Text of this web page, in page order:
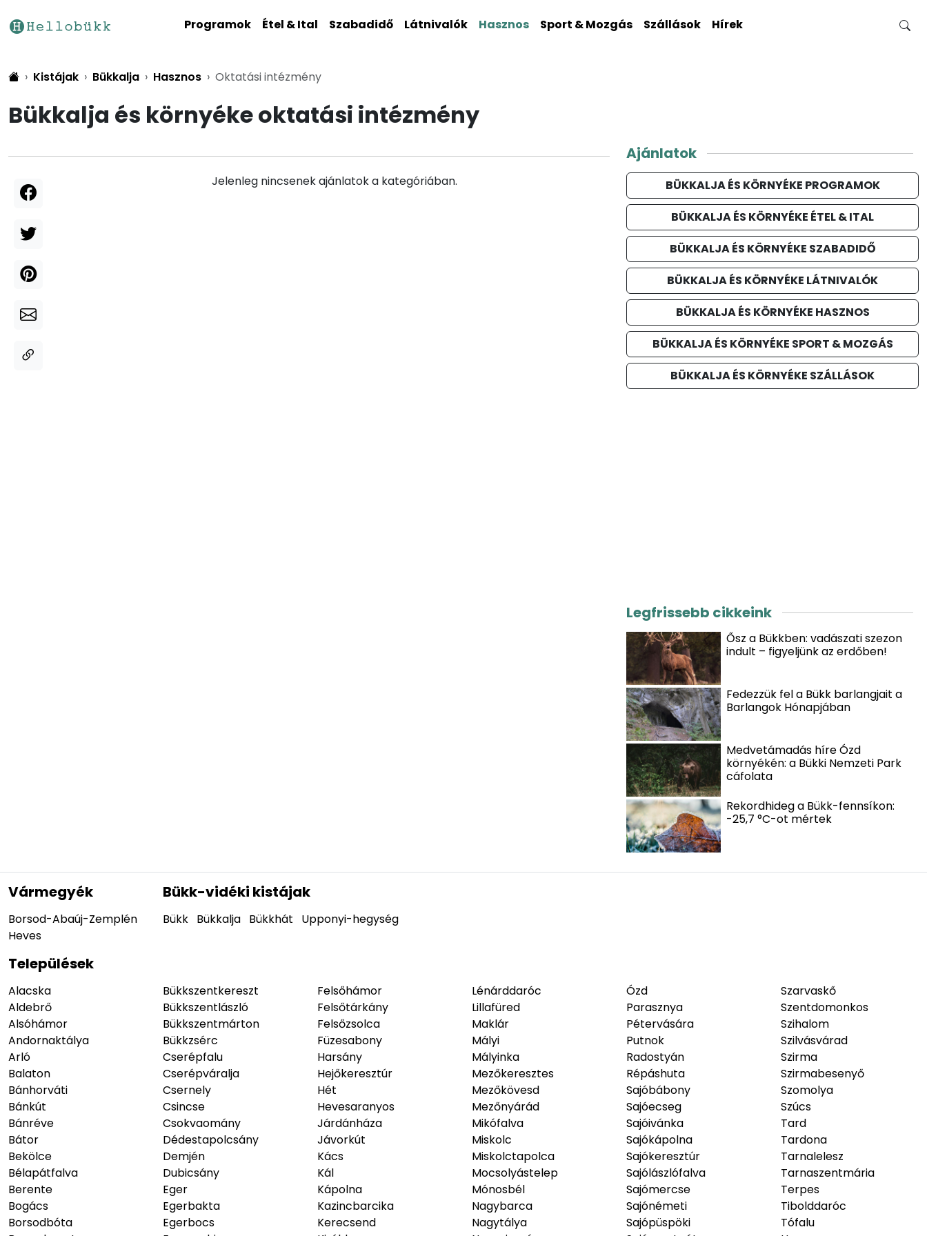
Programok Étel & Ital Szabadidő Látnivalók Hasznos Sport & Mozgás Szállások Hírek
Kistájak Bükkalja Hasznos Oktatási intézmény
Bükkalja és környéke oktatási intézmény
Jelenleg nincsenek ajánlatok a kategóriában.
Ajánlatok
BÜKKALJA ÉS KÖRNYÉKE PROGRAMOK
BÜKKALJA ÉS KÖRNYÉKE ÉTEL & ITAL
BÜKKALJA ÉS KÖRNYÉKE SZABADIDŐ
BÜKKALJA ÉS KÖRNYÉKE LÁTNIVALÓK
BÜKKALJA ÉS KÖRNYÉKE HASZNOS
BÜKKALJA ÉS KÖRNYÉKE SPORT & MOZGÁS
BÜKKALJA ÉS KÖRNYÉKE SZÁLLÁSOK
Legfrissebb cikkeink
Ősz a Bükkben: vadászati szezon
indult – figyeljünk az erdőben!
Fedezzük fel a Bükk barlangjait a
Barlangok Hónapjában
Medvetámadás híre Ózd
környékén: a Bükki Nemzeti Park
cáfolata
Rekordhideg a Bükk-fennsíkon:
-25,7 °C-ot mértek
Vármegyék
Borsod-Abaúj-Zemplén
Heves
Bükk-vidéki kistájak
Bükk Bükkalja Bükkhát Upponyi-hegység
Települések
Alacska
Aldebrő
Alsóhámor
Andornaktálya
Arló
Balaton
Bánhorváti
Bánkút
Bánréve
Bátor
Bekölce
Bélapátfalva
Berente
Bogács
Borsodbóta
Bükkszentkereszt
Bükkszentlászló
Bükkszentmárton
Bükkzsérc
Cserépfalu
Cserépváralja
Csernely
Csincse
Csokvaomány
Dédestapolcsány
Demjén
Dubicsány
Eger
Egerbakta
Egerbocs
Felsőhámor
Felsőtárkány
Felsőzsolca
Füzesabony
Harsány
Hejőkeresztúr
Hét
Hevesaranyos
Járdánháza
Jávorkút
Kács
Kál
Kápolna
Kazincbarcika
Kerecsend
Lénárddaróc
Lillafüred
Maklár
Mályi
Mályinka
Mezőkeresztes
Mezőkövesd
Mezőnyárád
Mikófalva
Miskolc
Miskolctapolca
Mocsolyástelep
Mónosbél
Nagybarca
Nagytálya
Ózd
Parasznya
Pétervására
Putnok
Radostyán
Répáshuta
Sajóbábony
Sajóecseg
Sajóivánka
Sajókápolna
Sajókeresztúr
Sajólászlófalva
Sajómercse
Sajónémeti
Sajópüspöki
Szarvaskő
Szentdomonkos
Szihalom
Szilvásvárad
Szirma
Szirmabesenyő
Szomolya
Szúcs
Tard
Tardona
Tarnalelesz
Tarnaszentmária
Terpes
Tibolddaróc
Tófalu